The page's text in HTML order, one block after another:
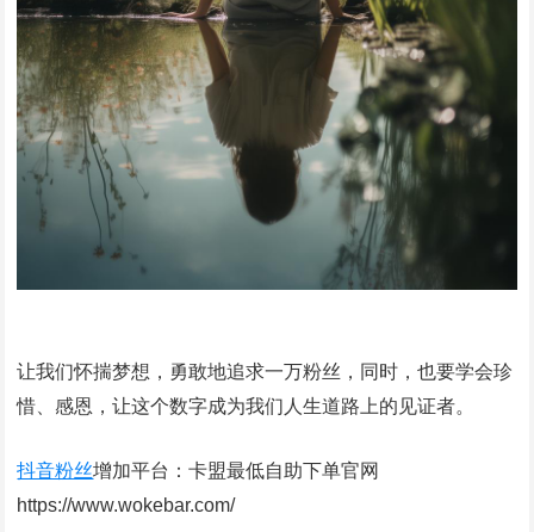
让我们怀揣梦想，勇敢地追求一万粉丝，同时，也要学会珍
惜、感恩，让这个数字成为我们人生道路上的见证者。
抖音粉丝增加平台：卡盟最低自助下单官网
https://www.wokebar.com/